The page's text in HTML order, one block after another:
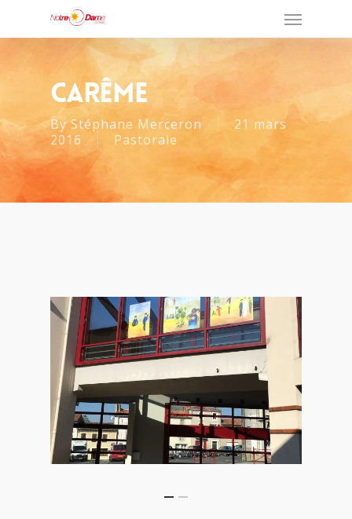
Carême
ByStéphane Merceron
21 mars
2016
Pastorale